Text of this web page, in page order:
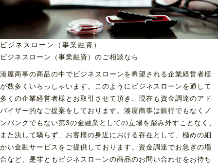
ビジネスローン（事業融資）
ビジネスローン（事業融資）のご相談なら
湊屋商事の商品の中でビジネスローンを希望される企業経営者様
が数多くいらっしゃいます。このようにビジネスローンを通して
多くの企業経営者様とお取引させて頂き、現在も資金調達のアド
バイザー的なご提案をしております。湊屋商事は銀行でもなくノ
ンバンクでもない第3の金融業としての立場を踏み外すことなく、
また決して驕らず、お客様の身近における存在として、極めの細
かい金融サービスをご提供しております。資金調達でお急ぎの場
合など、是非ともビジネスローンの商品のお問い合わせをお待ち